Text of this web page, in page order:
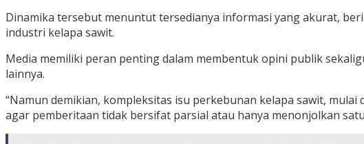
Dinamika tersebut menuntut tersedianya informasi yang akurat,
industri kelapa sawit.
Media memiliki peran penting dalam membentuk opini publik
lainnya.
“Namun demikian, kompleksitas isu perkebunan kelapa sawit,
agar pemberitaan tidak bersifat parsial atau hanya menonjolkan